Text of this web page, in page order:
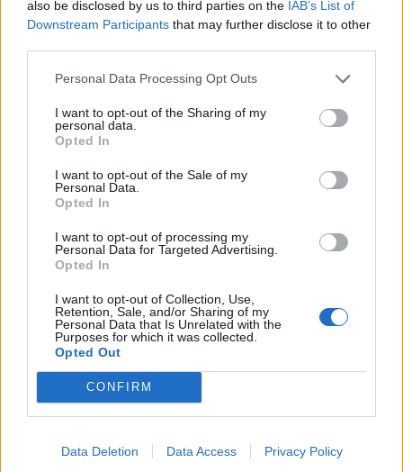
also be disclosed by us to third parties on the IAB’s List of
Downstream Participants that may further disclose it to other
Personal Data Processing Opt Outs
I want to opt-out of the Sharing of my
personal data.
Opted In
I want to opt-out of the Sale of my
Personal Data.
Opted In
I want to opt-out of processing my
Personal Data for Targeted Advertising.
Opted In
I want to opt-out of Collection, Use,
Retention, Sale, and/or Sharing of my
Personal Data that Is Unrelated with the
Purposes for which it was collected.
Opted Out
CONFIRM
Data Deletion Data Access Privacy Policy
distinguido com o Prémio
García Cano
um automóvel? Informe-se
Artigos Relacionados
Presidente da República recordou ao
Governo que está por cumprir a promessa
Presidente da República preside à sessão
09/08/2026
operacionais combatem fogo em Fornos